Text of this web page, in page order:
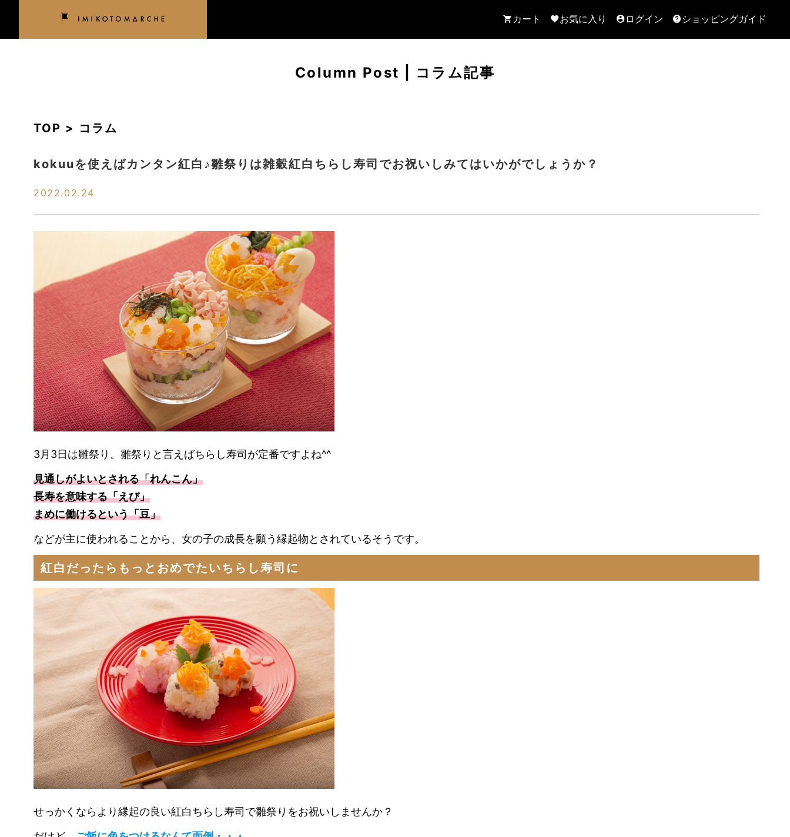
カート お気に入り ログイン ショッピングガイド
Column Post コラム記事
TOP > コラム
kokuuを使えばカンタン紅白♪雛祭りは雑穀紅白ちらし寿司でお祝いしみてはいかがでしょうか？
2022.02.24
3月3日は雛祭り。雛祭りと言えばちらし寿司が定番ですよね^^
見通しがよいとされる「れんこん」
長寿を意味する「えび」
まめに働けるという「豆」
などが主に使われることから、女の子の成長を願う縁起物とされているそうです。
紅白だったらもっとおめでたいちらし寿司に
せっかくならより縁起の良い紅白ちらし寿司で雛祭りをお祝いしませんか？